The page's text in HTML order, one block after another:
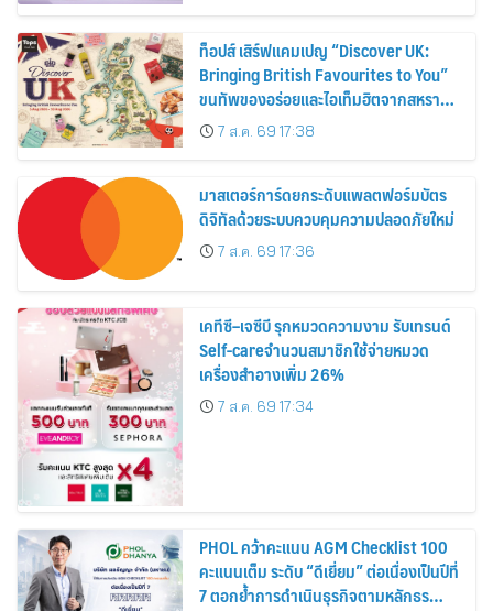
ท็อปส์ เสิร์ฟแคมเปญ “Discover UK:
Bringing British Favourites to You”
ขนทัพของอร่อยและไอเท็มฮิตจากสหราช
อาณาจักร ส่งตรงถึงมือตั้งแต่วันนี้ – 18
สิงหาคมนี้
7 ส.ค. 69 17:38
มาสเตอร์การ์ดยกระดับแพลตฟอร์มบัตร
ดิจิทัลด้วยระบบควบคุมความปลอดภัยใหม่
7 ส.ค. 69 17:36
เคทีซี–เจซีบี รุกหมวดความงาม รับเทรนด์
Self-careจำนวนสมาชิกใช้จ่ายหมวด
เครื่องสำอางเพิ่ม 26%
7 ส.ค. 69 17:34
PHOL คว้าคะแนน AGM Checklist 100
คะแนนเต็ม ระดับ “ดีเยี่ยม” ต่อเนื่องเป็นปีที่
7 ตอกย้ำการดำเนินธุรกิจตามหลักธร